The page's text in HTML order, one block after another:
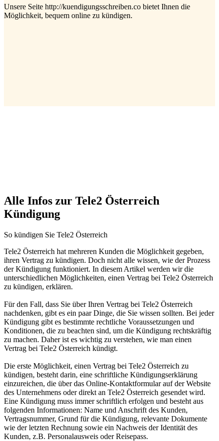
Unsere Seite http://kuendigungsschreiben.co bietet Ihnen die
Möglichkeit, bequem online zu kündigen.
Alle Infos zur Tele2 Österreich
Kündigung
So kündigen Sie Tele2 Österreich
Tele2 Österreich hat mehreren Kunden die Möglichkeit gegeben,
ihren Vertrag zu kündigen. Doch nicht alle wissen, wie der Prozess
der Kündigung funktioniert. In diesem Artikel werden wir die
unterschiedlichen Möglichkeiten, einen Vertrag bei Tele2 Österreich
zu kündigen, erklären.
Für den Fall, dass Sie über Ihren Vertrag bei Tele2 Österreich
nachdenken, gibt es ein paar Dinge, die Sie wissen sollten. Bei jeder
Kündigung gibt es bestimmte rechtliche Voraussetzungen und
Konditionen, die zu beachten sind, um die Kündigung rechtskräftig
zu machen. Daher ist es wichtig zu verstehen, wie man einen
Vertrag bei Tele2 Österreich kündigt.
Die erste Möglichkeit, einen Vertrag bei Tele2 Österreich zu
kündigen, besteht darin, eine schriftliche Kündigungserklärung
einzureichen, die über das Online-Kontaktformular auf der Website
des Unternehmens oder direkt an Tele2 Österreich gesendet wird.
Eine Kündigung muss immer schriftlich erfolgen und besteht aus
folgenden Informationen: Name und Anschrift des Kunden,
Vertragsnummer, Grund für die Kündigung, relevante Dokumente
wie der letzten Rechnung sowie ein Nachweis der Identität des
Kunden, z.B. Personalausweis oder Reisepass.